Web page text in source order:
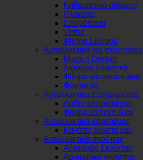
Καθαριστικά σίδερου
Πλακέτες
Σιδερόπανα
Τάπες
Φίλτρα Σίδερου
Ανταλλακτικά για σκουπάκια
Black n Decker
Διάφορα πλαστικά
Φίλτρα γία σκουπάκια
Φορτιστές
Ανταλλακτικά Εσπρεσιέρας
Λαβές εσπρεσιέρας
Φιλτρα εσπρεσιέρας
Ανταλλακτικά καφετιέρας
Κανάτες καφετιέρας
Ανταλλακτικά σκούπας
Αξεσουάρ Σκούπας
Αρωματικά σκούπας